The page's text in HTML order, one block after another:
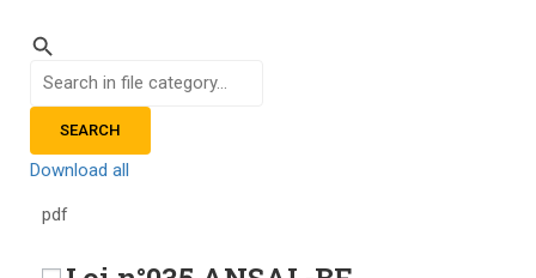
SEARCH
Download all
pdf